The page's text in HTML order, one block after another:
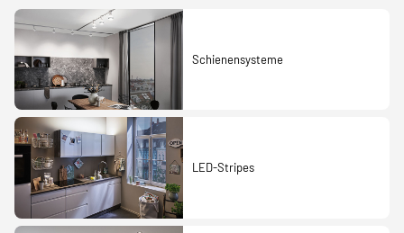
Schienensysteme
LED-Stripes